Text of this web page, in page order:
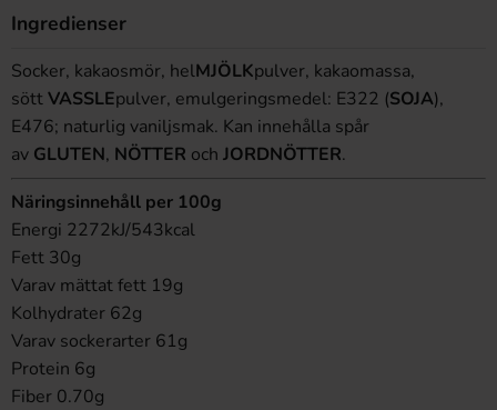
Ingredienser
Socker, kakaosmör, helMJÖLKpulver, kakaomassa,
söttVASSLEpulver, emulgeringsmedel: E322 (SOJA),
E476; naturlig vaniljsmak. Kan innehålla spår
av GLUTEN, NÖTTER och JORDNÖTTER.
Näringsinnehåll per 100g
Energi 2272kJ/543kcal
Fett 30g
Varav mättat fett 19g
Kolhydrater 62g
Varav sockerarter 61g
Protein 6g
Fiber 0.70g